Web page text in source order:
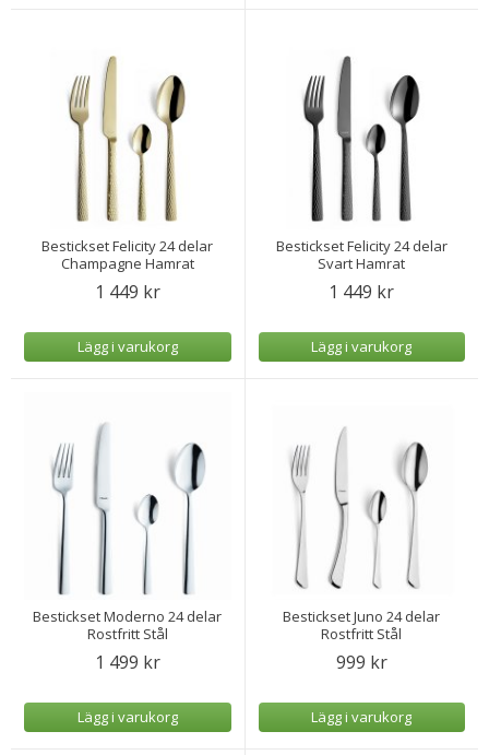
Bestickset Felicity 24 delar
Champagne Hamrat
1 449 kr
Lägg i varukorg
Bestickset Felicity 24 delar
Svart Hamrat
1 449 kr
Lägg i varukorg
Bestickset Moderno 24 delar
Rostfritt Stål
1 499 kr
Lägg i varukorg
Bestickset Juno 24 delar
Rostfritt Stål
999 kr
Lägg i varukorg